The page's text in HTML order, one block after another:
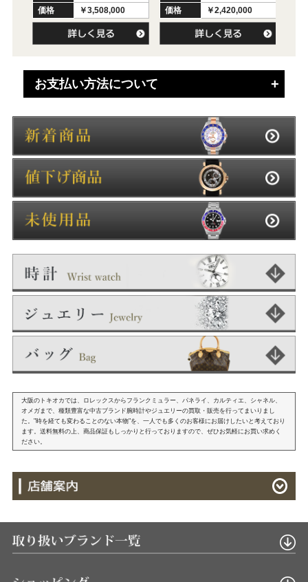
価格
￥3,508,000
価格
￥2,420,000
お支払い方法について
大阪のトキオカでは、ロレックスからフランクミュラー、パネライ、カルティエ、シャネル、
オメガまで、種類豊富な中古ブランド腕時計やジュエリーの買取・販売を行ってまいりまし
た。"時を経ても変わることのない本物"を、一人でも多くのお客様にお届けしたいと考えており
ます。送料無料の上、商品保証もしっかりと行っておりますので、ぜひお気軽にお買い求めく
ださい。